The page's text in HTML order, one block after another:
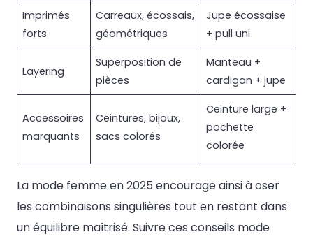
Imprimés
forts
Carreaux, écossais,
géométriques
Jupe écossaise
+ pull uni
Layering
Superposition de
pièces
Manteau +
cardigan + jupe
Accessoires
marquants
Ceintures, bijoux,
sacs colorés
Ceinture large +
pochette
colorée
La mode femme en 2025 encourage ainsi à oser
les combinaisons singulières tout en restant dans
un équilibre maîtrisé. Suivre ces conseils mode